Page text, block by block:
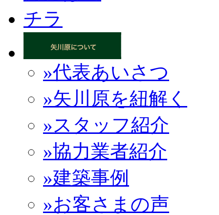
»代表あいさつ
»矢川原を紐解く
»スタッフ紹介
»協力業者紹介
»建築事例
»お客さまの声